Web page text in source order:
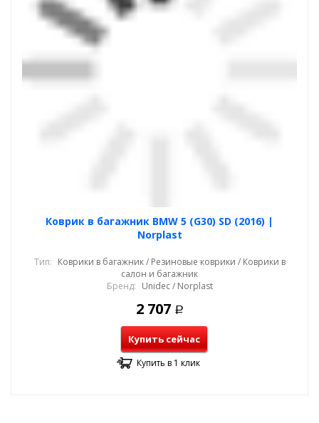
Коврик в багажник BMW 5 (G30) SD (2016) |
Norplast
Тип: Коврики в багажник / Резиновые коврики / Коврики в
салон и багажник
Бренд: Unidec / Norplast
2 707 Р
Купить сейчас
Купить в 1 клик